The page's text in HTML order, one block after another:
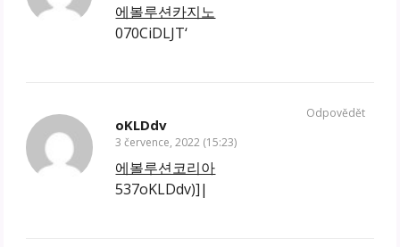
에볼루션카지노
070CiDLJT‘
oKLDdv
3 července, 2022 (15:23)
에볼루션코리아
537oKLDdv)]|
Odpovědět